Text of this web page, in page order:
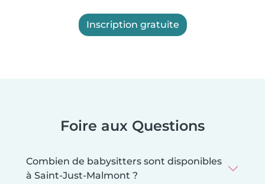
Inscription gratuite
Foire aux Questions
Combien de babysitters sont disponibles
à Saint-Just-Malmont ?